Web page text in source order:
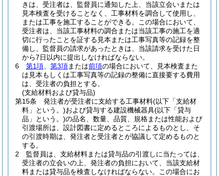
きは、受注者は、監督員に通知した上、当該立会いまたは
見本検査を受けることなく、工事材料を調合して使用し、
または工事を施工することができる。
この場合において、
受注者は、当該工事材料の調合または当該工事の施工を適
切に行ったことを証する見本または工事写真等の記録を整
備し、監督員の請求があったときは、当該請求を受けた日
から7日以内に提出しなければならない。
6
第1項 第3項または前項の場合において、見本検査また
は見本もしくは工事写真等の記録の整備に直接要する費用
は、受注者の負担とする。
(支給材料および貸与品)
第15条
発注者が受注者に支給する工事材料(以下「支給材
料」という。)および貸与する建設機械器具(以下「貸与
品」という。)の品名、数量、品質、規格または性能および
引渡場所は、設計図書に定めるところによるものとし、そ
の引渡時期は、発注者と受注者とが協議して定めるものと
する。
2
監督員は、支給材料または貸与品の引渡しに当たっては、
受注者の立会いの上、発注者の負担において、当該支給材
料または貸与品を検査しなければならない。
この場合にお